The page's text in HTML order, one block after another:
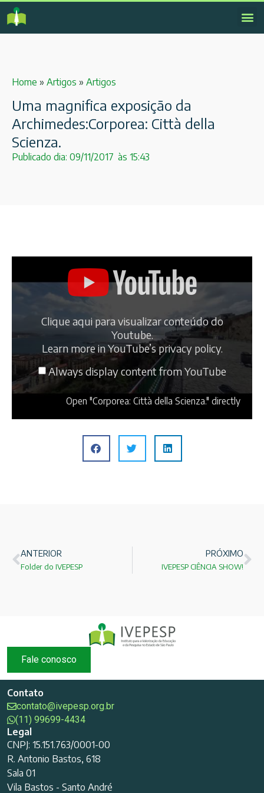
Home » Artigos » Artigos
Uma magnifica exposição da
Archimedes:Corporea: Città della
Scienza.
Publicado dia: 09/11/2017 às 15:43
Clique aqui para visualizar conteúdo do
Youtube.
Learn more inYouTube’s privacy policy.
Always display content from YouTube
Open "Corporea: Città della Scienza." directly
ANTERIOR
Folder do IVEPESP
PRÓXIMO
IVEPESP CIÊNCIA SHOW!
Fale conosco
Contato
contato@ivepesp.org.br
(11) 99699-4434
Legal
CNPJ: 15.151.763/0001-00
R. Antonio Bastos, 618
Sala 01
Vila Bastos - Santo André